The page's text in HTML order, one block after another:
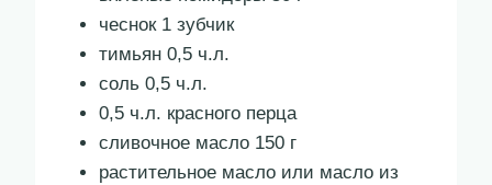
чеснок 1 зубчик
тимьян 0,5 ч.л.
соль 0,5 ч.л.
0,5 ч.л. красного перца
сливочное масло 150 г
растительное масло или масло из